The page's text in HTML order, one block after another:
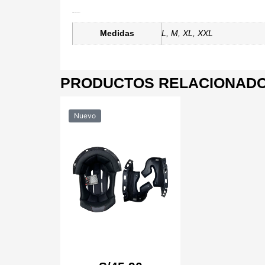
Medidas L, M, XL, XXL
PRODUCTOS
Nuevo